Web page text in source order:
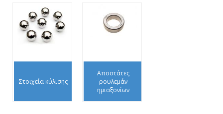
Στοιχεία κύλισης
Αποστάτες
ρουλεμάν
ημιαξονίων